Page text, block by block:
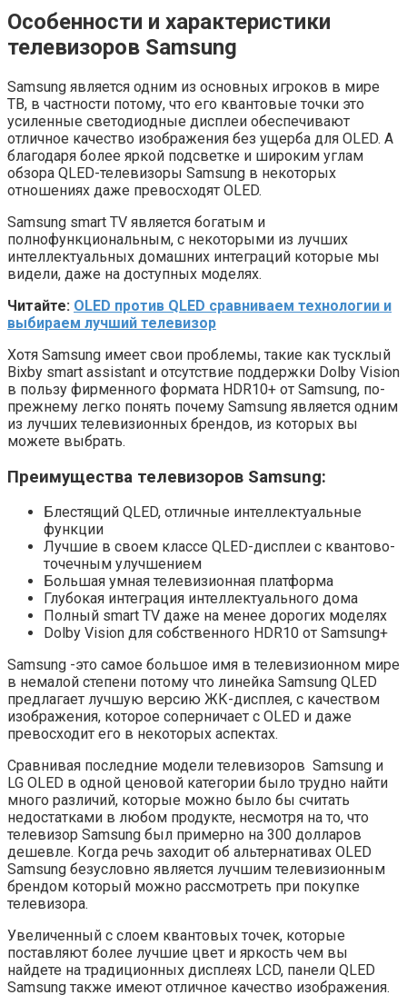
Особенности и характеристики
телевизоров Samsung
Samsung является одним из основных игроков в мире
ТВ, в частности потому, что его квантовые точки это
усиленные светодиодные дисплеи обеспечивают
отличное качество изображения без ущерба для OLED. А
благодаря более яркой подсветке и широким углам
обзора QLED-телевизоры Samsung в некоторых
отношениях даже превосходят OLED.
Samsung smart TV является богатым и
полнофункциональным, с некоторыми из лучших
интеллектуальных домашних интеграций которые мы
видели, даже на доступных моделях.
Читайте: OLED против QLED сравниваем технологии и
выбираем лучший телевизор
Хотя Samsung имеет свои проблемы, такие как тусклый
Bixby smart assistant и отсутствие поддержки Dolby Vision
в пользу фирменного формата HDR10+ от Samsung, по-
прежнему легко понять почему Samsung является одним
из лучших телевизионных брендов, из которых вы
можете выбрать.
Преимущества телевизоров Samsung:
Блестящий QLED, отличные интеллектуальные
функции
Лучшие в своем классе QLED-дисплеи с квантово-
точечным улучшением
Большая умная телевизионная платформа
Глубокая интеграция интеллектуального дома
Полный smart TV даже на менее дорогих моделях
Dolby Vision для собственного HDR10 от Samsung+
Samsung -это самое большое имя в телевизионном мире
в немалой степени потому что линейка Samsung QLED
предлагает лучшую версию ЖК-дисплея, с качеством
изображения, которое соперничает с OLED и даже
превосходит его в некоторых аспектах.
Сравнивая последние модели телевизоров Samsung и
LG OLED в одной ценовой категории было трудно найти
много различий, которые можно было бы считать
недостатками в любом продукте, несмотря на то, что
телевизор Samsung был примерно на 300 долларов
дешевле. Когда речь заходит об альтернативах OLED
Samsung безусловно является лучшим телевизионным
брендом который можно рассмотреть при покупке
телевизора.
Увеличенный с слоем квантовых точек, которые
поставляют более лучшие цвет и яркость чем вы
найдете на традиционных дисплеях LCD, панели QLED
Samsung также имеют отличное качество изображения.